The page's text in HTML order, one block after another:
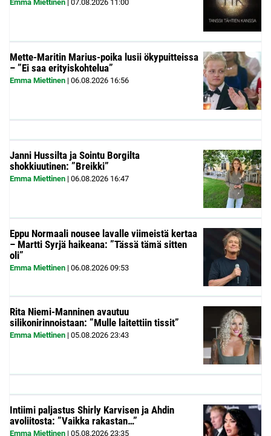
Emma Miettinen | 07.08.2026 11:00
Mette-Maritin Marius-poika lusii ökypuitteissa
– ”Ei saa erityiskohtelua”
Emma Miettinen | 06.08.2026 16:56
Janni Hussilta ja Sointu Borgilta
shokkiuutinen: ”Breikki”
Emma Miettinen | 06.08.2026 16:47
Eppu Normaali nousee lavalle viimeistä kertaa
– Martti Syrjä haikeana: ”Tässä tämä sitten
oli”
Emma Miettinen | 06.08.2026 09:53
Rita Niemi-Manninen avautuu
silikonirinnoistaan: ”Mulle laitettiin tissit”
Emma Miettinen | 05.08.2026 23:43
Intiimi paljastus Shirly Karvisen ja Ahdin
avoliitosta: ”Vaikka rakastan…”
Emma Miettinen | 05.08.2026 23:35